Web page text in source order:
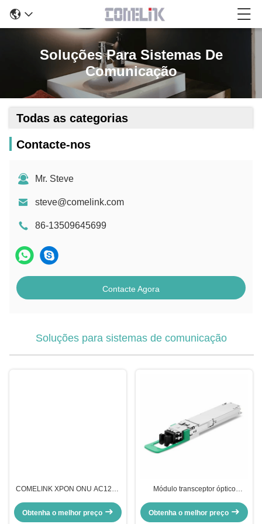
Soluções Para Sistemas De
Comunicação
Todas as categorias
Contacte-nos
Mr. Steve
steve@comelink.com
86-13509645699
Contacte Agora
Soluções para sistemas de comunicação
COMELINK XPON ONU AC1200
2.4G&5.8G Wireless Onu
Obtenha o melhor preço
Módulo transceptor óptico
Comelink 1.6T 2 X FR4 OSFP Flat
Top PAM4 1310nm 2km Duplex
Obtenha o melhor preço